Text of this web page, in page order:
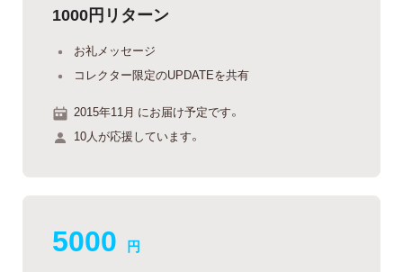
1000円リターン
お礼メッセージ
コレクター限定のUPDATEを共有
2015年11月 にお届け予定です。
10人が応援しています。
5000 円